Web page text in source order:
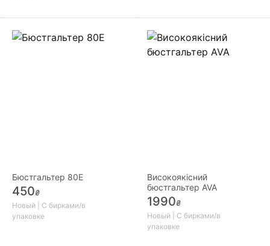
Бюстгальтер 80Е
450₴
Новый | С бирками/в
упаковке
Високоякісний
бюстгальтер AVA
1990₴
Новый | С бирками/в
упаковке